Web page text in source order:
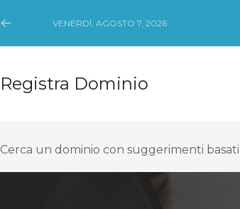
Minimize Menu
VENERDÌ, AGOSTO 7, 2026
Registra Dominio
Cerca un dominio con suggerimenti